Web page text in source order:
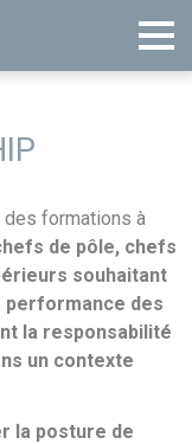
formations à
de pôle, chefs
souhaitant
des
la responsabilité
un contexte
la posture de